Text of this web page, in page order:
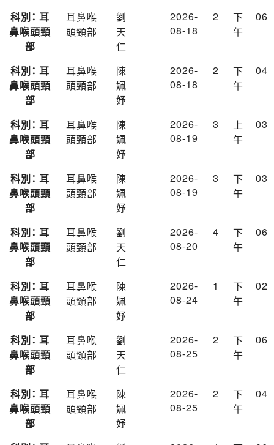
科別： 耳
鼻喉頭頸
部
耳鼻喉
頭頸部
劉
天
仁
2026-
08-18
2
下
午
06
科別： 耳
鼻喉頭頸
部
耳鼻喉
頭頸部
陳
姵
妤
2026-
08-18
2
下
午
04
科別： 耳
鼻喉頭頸
部
耳鼻喉
頭頸部
陳
姵
妤
2026-
08-19
3
上
午
03
科別： 耳
鼻喉頭頸
部
耳鼻喉
頭頸部
陳
姵
妤
2026-
08-19
3
下
午
03
科別： 耳
鼻喉頭頸
部
耳鼻喉
頭頸部
劉
天
仁
2026-
08-20
4
下
午
06
科別： 耳
鼻喉頭頸
部
耳鼻喉
頭頸部
陳
姵
妤
2026-
08-24
1
下
午
02
科別： 耳
鼻喉頭頸
部
耳鼻喉
頭頸部
劉
天
仁
2026-
08-25
2
下
午
06
科別： 耳
鼻喉頭頸
部
耳鼻喉
頭頸部
陳
姵
妤
2026-
08-25
2
下
午
04